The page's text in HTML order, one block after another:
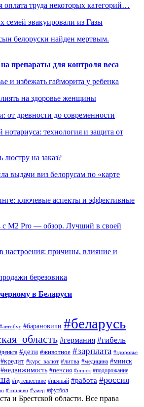
оплата труда некоторых категорий…
семей эвакуировали из Газы
белоруски найден мертвым.
препараты для контроля веса
и избежать гайморита у ребенка
на здоровье женщины
от древности до современности
нотариуса: технология и защита от
люстру на заказ?
выдачи виз белорусам по «карте
ключевые аспекты и эффективные
с M2 Pro — обзор. Лучший в своей
настроения: причины, влияние и
березовика
в Беларуси
#автобус #барановичи #беларусь
#германия #гибель
#дети #животное #зарплата #здоровье
#кредит #курс_валют #литва #медицина #минск
#недвижимость #пенсия #пинск #подорожание
#путешествие #пьяный #работа #россия
#топливо #умер #футбол
и Брестской области. Все права